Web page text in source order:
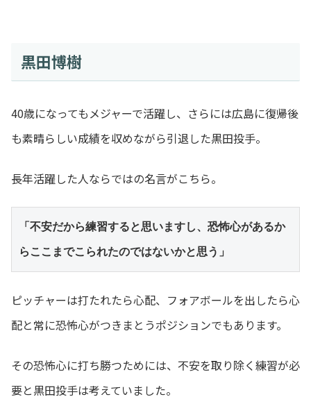
黒田博樹
40歳になってもメジャーで活躍し、さらには広島に復帰後
も素晴らしい成績を収めながら引退した黒田投手。
長年活躍した人ならではの名言がこちら。
「不安だから練習すると思いますし、恐怖心があるか
らここまでこられたのではないかと思う」
ピッチャーは打たれたら心配、フォアボールを出したら心
配と常に恐怖心がつきまとうポジションでもあります。
その恐怖心に打ち勝つためには、不安を取り除く練習が必
要と黒田投手は考えていました。